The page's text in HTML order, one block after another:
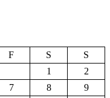
F S
S
1
2
7 8
9